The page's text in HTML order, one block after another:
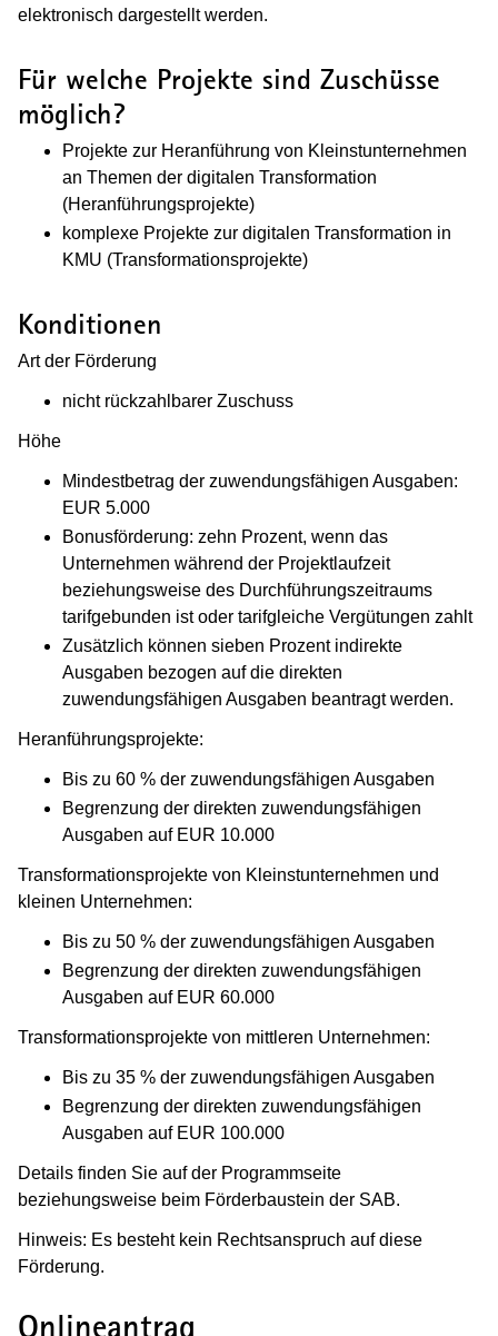
elektronisch dargestellt werden.
Für welche Projekte sind Zuschüsse
möglich?
Projekte zur Heranführung von Kleinstunternehmen
an Themen der digitalen Transformation
(Heranführungsprojekte)
komplexe Projekte zur digitalen Transformation in
KMU (Transformationsprojekte)
Konditionen
Art der Förderung
nicht rückzahlbarer Zuschuss
Höhe
Mindestbetrag der zuwendungsfähigen Ausgaben:
EUR 5.000
Bonusförderung: zehn Prozent, wenn das
Unternehmen während der Projektlaufzeit
beziehungsweise des Durchführungszeitraums
tarifgebunden ist oder tarifgleiche Vergütungen zahlt
Zusätzlich können sieben Prozent indirekte
Ausgaben bezogen auf die direkten
zuwendungsfähigen Ausgaben beantragt werden.
Heranführungsprojekte:
Bis zu 60 % der zuwendungsfähigen Ausgaben
Begrenzung der direkten zuwendungsfähigen
Ausgaben auf EUR 10.000
Transformationsprojekte von Kleinstunternehmen und
kleinen Unternehmen:
Bis zu 50 % der zuwendungsfähigen Ausgaben
Begrenzung der direkten zuwendungsfähigen
Ausgaben auf EUR 60.000
Transformationsprojekte von mittleren Unternehmen:
Bis zu 35 % der zuwendungsfähigen Ausgaben
Begrenzung der direkten zuwendungsfähigen
Ausgaben auf EUR 100.000
Details finden Sie auf der Programmseite
beziehungsweise beim Förderbaustein der SAB.
Hinweis: Es besteht kein Rechtsanspruch auf diese
Förderung.
Onlineantrag